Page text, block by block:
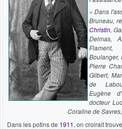
«Dans
Bruneau,
Christin,
Delmas,
Flament,
Boulanger,
Pierre
Gilbert,
de
Eugène
docteur
Coraline de
Dans les potins de 1911, on croirait